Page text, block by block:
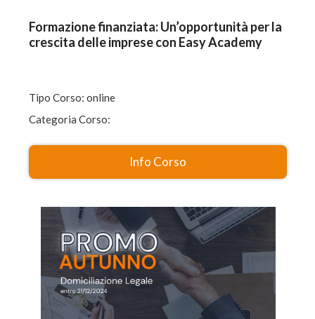
Formazione finanziata: Un’opportunità per la
crescita delle imprese con Easy Academy
Tipo Corso: online
Categoria Corso:
Info Corso